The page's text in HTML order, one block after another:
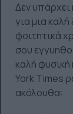
Δεν υπάρχει
για μια
φοιτητικά
σου
καλή φυσική
York Times
ακόλουθα: